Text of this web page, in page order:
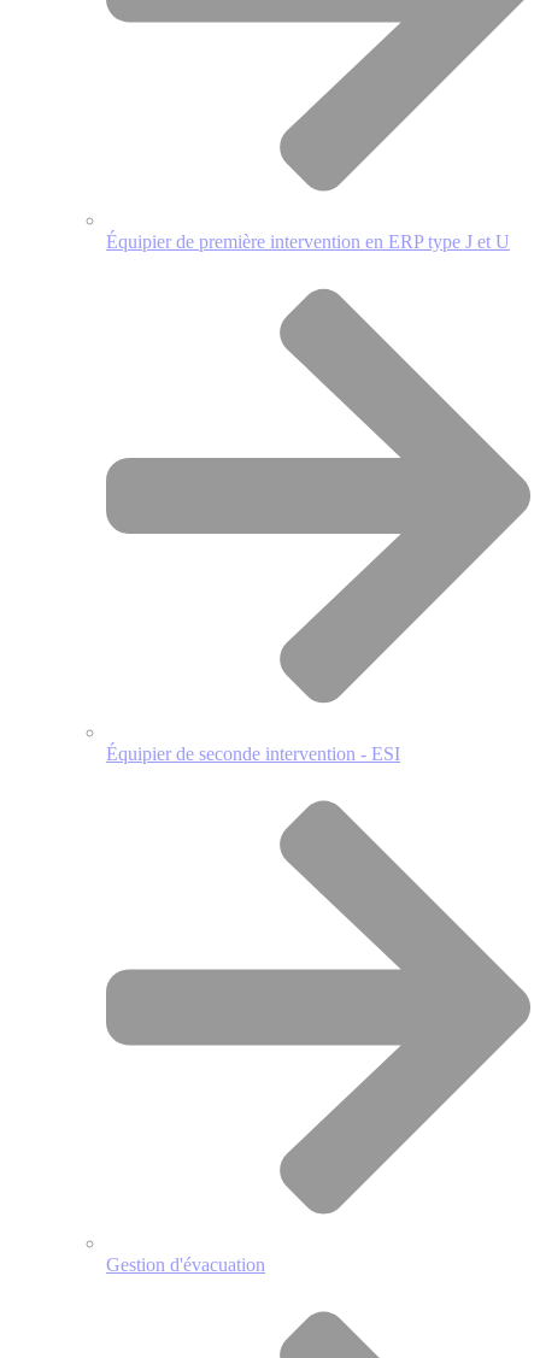
Équipier de première intervention en ERP type J et U
Équipier de seconde intervention - ESI
Gestion d'évacuation